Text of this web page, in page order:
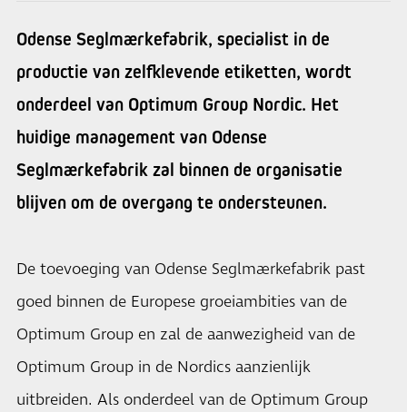
Odense Seglmærkefabrik, specialist in de
productie van zelfklevende etiketten, wordt
onderdeel van Optimum Group Nordic. Het
huidige management van Odense
Seglmærkefabrik zal binnen de organisatie
blijven om de overgang te ondersteunen.
De toevoeging van Odense Seglmærkefabrik past
goed binnen de Europese groeiambities van de
Optimum Group en zal de aanwezigheid van de
Optimum Group in de Nordics aanzienlijk
uitbreiden. Als onderdeel van de Optimum Group